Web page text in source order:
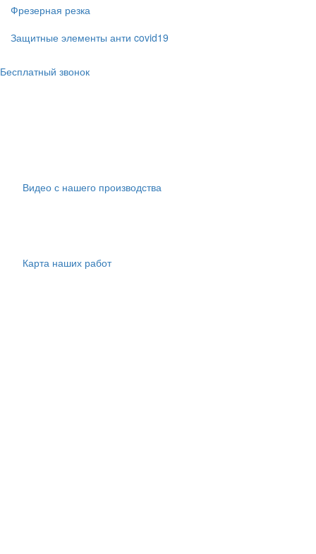
Фрезерная резка
Защитные элементы анти covid19
Бесплатный звонок
Видео с нашего производства
Карта наших работ